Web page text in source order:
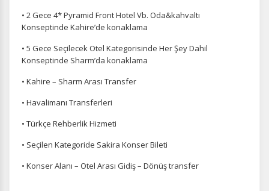
• 2 Gece 4* Pyramid Front Hotel Vb. Oda&kahvaltı
Konseptinde Kahire’de konaklama
• 5 Gece Seçilecek Otel Kategorisinde Her Şey Dahil
Konseptinde Sharm’da konaklama
• Kahire – Sharm Arası Transfer
• Havalimanı Transferleri
• Türkçe Rehberlik Hizmeti
• Seçilen Kategoride Sakira Konser Bileti
• Konser Alanı – Otel Arası Gidiş – Dönüş transfer